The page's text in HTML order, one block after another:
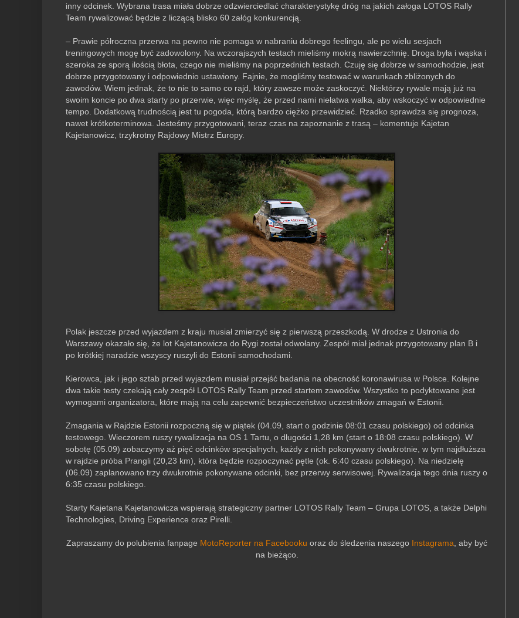
inny odcinek. Wybrana trasa miała dobrze odzwierciedlać charakterystykę dróg na jakich załoga LOTOS Rally
Team rywalizować będzie z liczącą blisko 60 załóg konkurencją.
– Prawie półroczna przerwa na pewno nie pomaga w nabraniu dobrego feelingu, ale po wielu sesjach
treningowych mogę być zadowolony. Na wczorajszych testach mieliśmy mokrą nawierzchnię. Droga była i wąska i
szeroka ze sporą ilością błota, czego nie mieliśmy na poprzednich testach. Czuję się dobrze w samochodzie, jest
dobrze przygotowany i odpowiednio ustawiony. Fajnie, że mogliśmy testować w warunkach zbliżonych do
zawodów. Wiem jednak, że to nie to samo co rajd, który zawsze może zaskoczyć. Niektórzy rywale mają już na
swoim koncie po dwa starty po przerwie, więc myślę, że przed nami niełatwa walka, aby wskoczyć w odpowiednie
tempo. Dodatkową trudnością jest tu pogoda, którą bardzo ciężko przewidzieć. Rzadko sprawdza się prognoza,
nawet krótkoterminowa. Jesteśmy przygotowani, teraz czas na zapoznanie z trasą – komentuje Kajetan
Kajetanowicz, trzykrotny Rajdowy Mistrz Europy.
Polak jeszcze przed wyjazdem z kraju musiał zmierzyć się z pierwszą przeszkodą. W drodze z Ustronia do
Warszawy okazało się, że lot Kajetanowicza do Rygi został odwołany. Zespół miał jednak przygotowany plan B i
po krótkiej naradzie wszyscy ruszyli do Estonii samochodami.
Kierowca, jak i jego sztab przed wyjazdem musiał przejść badania na obecność koronawirusa w Polsce. Kolejne
dwa takie testy czekają cały zespół LOTOS Rally Team przed startem zawodów. Wszystko to podyktowane jest
wymogami organizatora, które mają na celu zapewnić bezpieczeństwo uczestników zmagań w Estonii.
Zmagania w Rajdzie Estonii rozpoczną się w piątek (04.09, start o godzinie 08:01 czasu polskiego) od odcinka
testowego. Wieczorem ruszy rywalizacja na OS 1 Tartu, o długości 1,28 km (start o 18:08 czasu polskiego). W
sobotę (05.09) zobaczymy aż pięć odcinków specjalnych, każdy z nich pokonywany dwukrotnie, w tym najdłuższa
w rajdzie próba Prangli (20,23 km), która będzie rozpoczynać pętle (ok. 6:40 czasu polskiego). Na niedzielę
(06.09) zaplanowano trzy dwukrotnie pokonywane odcinki, bez przerwy serwisowej. Rywalizacja tego dnia ruszy o
6:35 czasu polskiego.
Starty Kajetana Kajetanowicza wspierają strategiczny partner LOTOS Rally Team – Grupa LOTOS, a także Delphi
Technologies, Driving Experience oraz Pirelli.
Zapraszamy do polubienia fanpage MotoReporter na Facebooku oraz do śledzenia naszego Instagrama, aby być
na bieżąco.